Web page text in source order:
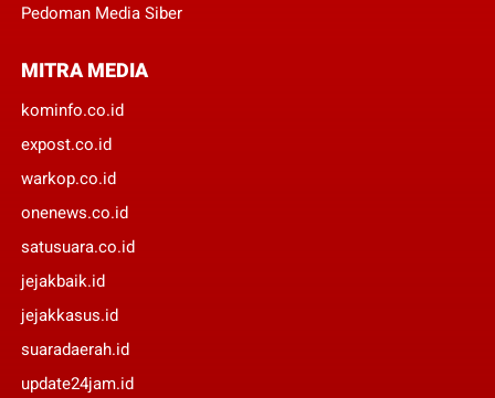
Pedoman Media Siber
MITRA MEDIA
kominfo.co.id
expost.co.id
warkop.co.id
onenews.co.id
satusuara.co.id
jejakbaik.id
jejakkasus.id
suaradaerah.id
update24jam.id